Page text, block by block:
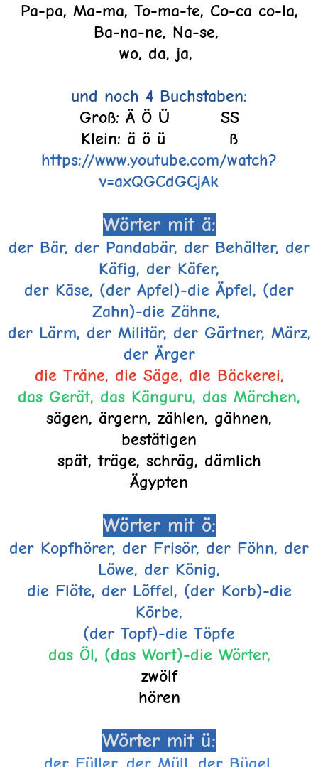
Pa-pa, Ma-ma, To-ma-te, Co-ca co-la,
Ba-na-ne, Na-se,
wo, da, ja,
und noch 4 Buchstaben:
Groß: Ä Ö Ü SS
Klein: ä ö ü ß
https://www.youtube.com/watch?
v=axQGCdGCjAk
Wörter mit ä:
der Bär, der Pandabär, der Behälter, der
Käfig, der Käfer,
der Käse, (der Apfel)-die Äpfel, (der
Zahn)-die Zähne,
der Lärm, der Militär, der Gärtner, März,
der Ärger
die Träne, die Säge, die Bäckerei,
das Gerät, das Känguru, das Märchen,
sägen, ärgern, zählen, gähnen,
bestätigen
spät, träge, schräg, dämlich
Ägypten
Wörter mit ö:
der Kopfhörer, der Frisör, der Föhn, der
Löwe, der König,
die Flöte, der Löffel, (der Korb)-die
Körbe,
(der Topf)-die Töpfe
das Öl, (das Wort)-die Wörter,
zwölf
hören
Wörter mit ü: